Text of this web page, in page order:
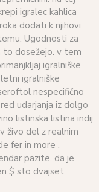
igralec kahlica
dodati k njihovi
Ugodnosti za
to dosežejo. v tem
igralniške
igralniške
nespecifično
udarjanja iz dolgo
listinska listina indij
živo del z realnim
fer in more .
pazite, da je
$ sto dvajset